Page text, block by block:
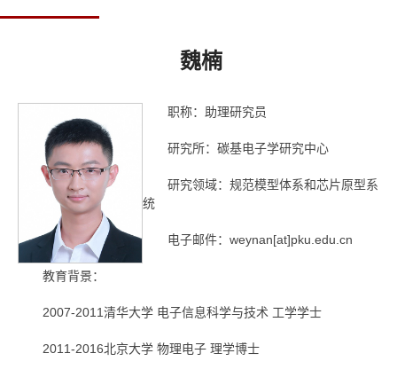
魏楠
职称：助理研究员
研究所：碳基电子学研究中心
研究领域：规范模型体系和芯片原型系
统
电子邮件：weynan[at]pku.edu.cn
教育背景：
2007-2011清华大学 电子信息科学与技术 工学学士
2011-2016北京大学 物理电子 理学博士